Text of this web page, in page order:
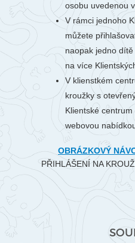
osobu uvedenou
V rámci jednoho
můžete
naopak jedno
na více
V klienstkém
kroužky s
Klientské
webovou
OBRÁZKOVÝ
PŘIHLÁŠENÍ NA